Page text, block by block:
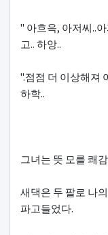
" 아흐윽, 아저씨..
고.. 하앙..
".점점 더 이상해져
하학..
그녀는 뜻 모를 쾌
새댁은 두 팔로 나
파고들었다.